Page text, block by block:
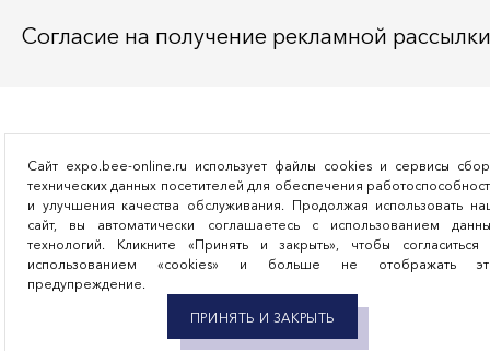
Согласие на получение рекламной рассылки
Сайт expo.bee-online.ru использует файлы cookies и сервисы
технических данных посетителей для обеспечения
и улучшения качества обслуживания. Продолжая использовать
сайт, вы автоматически соглашаетесь с использованием
технологий. Кликните «Принять и закрыть», чтобы согласиться
использованием «cookies» и больше не отображать
предупреждение.
ПРИНЯТЬ И ЗАКРЫТЬ